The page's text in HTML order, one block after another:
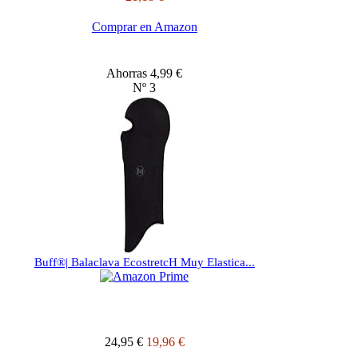
Comprar en Amazon
Ahorras 4,99 €
Nº 3
Buff®| Balaclava EcostretcH Muy Elastica...
24,95 € 19,96 €